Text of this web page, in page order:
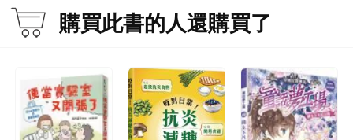
購買此書的人還購買了